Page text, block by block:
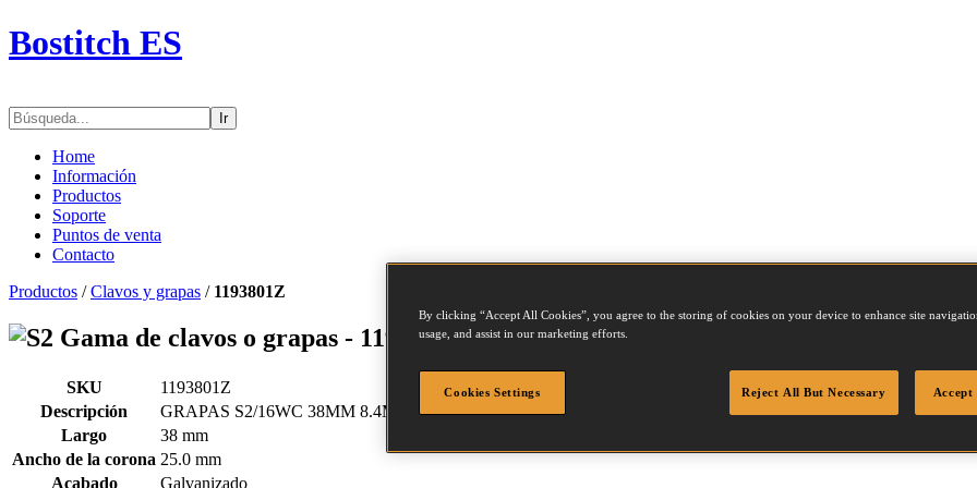
Bostitch ES
Ir
Home
Información
Productos
Soporte
Puntos de venta
Contacto
Productos /Clavos y grapas / 1193801Z
Gama de clavos o grapas - 1193801Z
SKU
1193801Z
Descripción
GRAPAS S2/16WC 38MM 8.4M
Largo
38 mm
Ancho de la corona 25.0 mm
Acabado
Galvanizado
By clicking “Accept All Cookies”, you agree to the storing of cookies on your device to enhance site
usage, and assist in our marketing efforts.
Cookies Settings Reject All But Necessary Accept